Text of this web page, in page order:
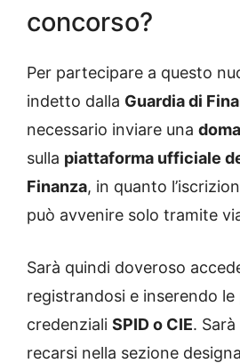
concorso?
Per partecipare a questo
indetto dalla Guardia di
necessario inviare una
sulla piattaforma ufficiale
Finanza, in quanto
può avvenire solo tramite
Sarà quindi doveroso
registrandosi e inserendo
credenziali SPID o CIE.
recarsi nella sezione